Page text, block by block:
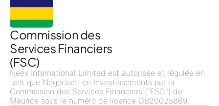
Commission des
Services Financiers
(FSC)
Neex International Limited est autorisée et régulée en
tant que Négociant en Investissements par la
Commission des Services Financiers ("FSC") de
Maurice sous le numéro de licence GB20025869.